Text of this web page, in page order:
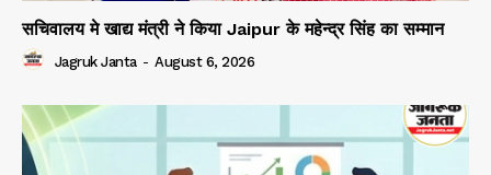
सचिवालय मे खाद्य मंत्री ने किया Jaipur के महेन्द्र सिंह का सम्मान
Jagruk Janta - August 6, 2026